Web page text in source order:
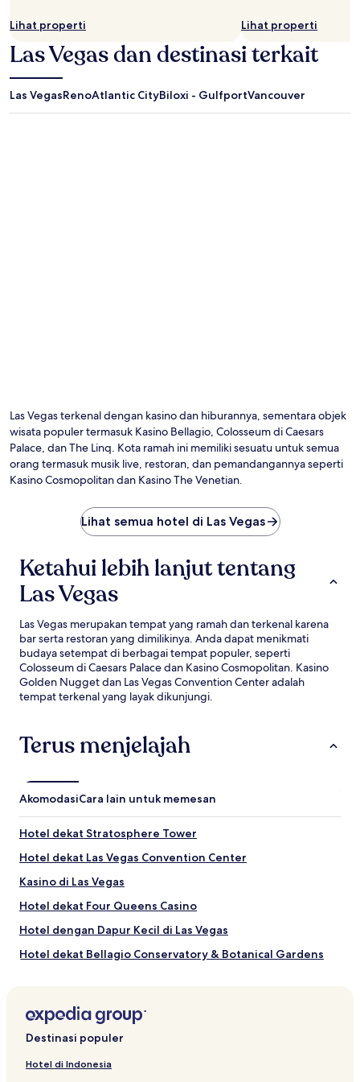
Lihat properti Lihat properti
Las Vegas dan destinasi terkait
Las VegasRenoAtlantic CityBiloxi - GulfportVancouver
Las Vegas terkenal dengan kasino dan hiburannya, sementara objek
wisata populer termasuk Kasino Bellagio, Colosseum di Caesars
Palace, dan The Linq. Kota ramah ini memiliki sesuatu untuk semua
orang termasuk musik live, restoran, dan pemandangannya seperti
Kasino Cosmopolitan dan Kasino The Venetian.
Lihat semua hotel di Las Vegas
Ketahui lebih lanjut tentang
Las Vegas
Las Vegas merupakan tempat yang ramah dan terkenal karena
bar serta restoran yang dimilikinya. Anda dapat menikmati
budaya setempat di berbagai tempat populer, seperti
Colosseum di Caesars Palace dan Kasino Cosmopolitan. Kasino
Golden Nugget dan Las Vegas Convention Center adalah
tempat terkenal yang layak dikunjungi.
Terus menjelajah
AkomodasiCara lain untuk memesan
Hotel dekat Stratosphere Tower
Hotel dekat Las Vegas Convention Center
Kasino di Las Vegas
Hotel dekat Four Queens Casino
Hotel dengan Dapur Kecil di Las Vegas
Hotel dekat Bellagio Conservatory & Botanical Gardens
Hotel dekat The Forum Shops at Caesars
Destinasi populer
Hotel di Indonesia